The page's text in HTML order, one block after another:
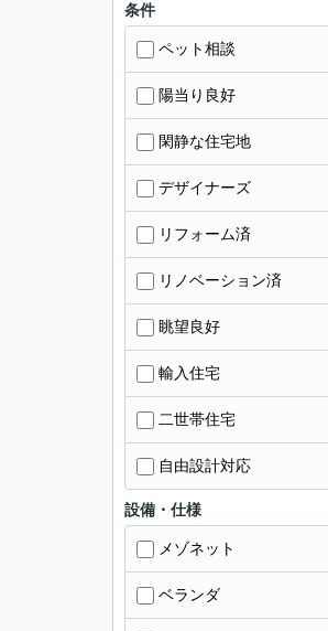
条件
ペット相談
陽当り良好
閑静な住宅地
デザイナーズ
リフォーム済
リノベーション済
眺望良好
輸入住宅
二世帯住宅
自由設計対応
設備・仕様
メゾネット
ベランダ